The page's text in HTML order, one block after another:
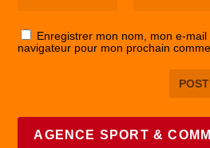
Enregistrer mon nom, mon e-
navigateur pour mon prochain
AGENCE SPORT &